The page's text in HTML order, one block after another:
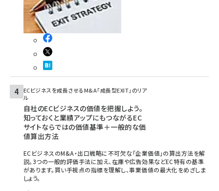
ECビジネスを成長させるM&A「成長型EXIT」のリア
ル
自社のECビジネスの価値を把握しよう。
知っておくと業績アップにもつながるEC
サイトならではの価値基準＋一般的な価
値算出方法
ECビジネスのM&A・出口戦略に不可欠な「企業価値」の算出方法を解
説。3つの一般的評価手法に加え、在庫や広告効果などEC特有の基準
があります。買い手視点の指標を理解し、事業価値の最大化をめざしま
しょう。